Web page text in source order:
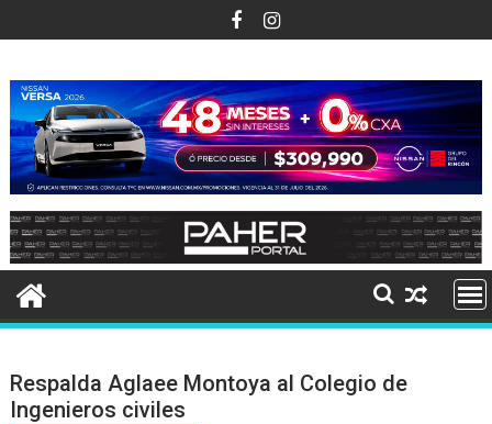
al
Respalda Aglaee Montoya al Colegio de
Ingenieros civiles